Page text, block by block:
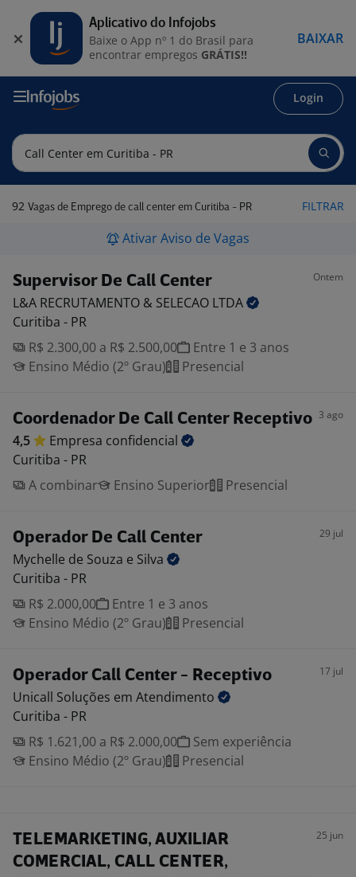
Login
92 Vagas de Emprego de call center em Curitiba - PR FILTRAR
Ativar Aviso de Vagas
Supervisor De Call Center Ontem
L&A RECRUTAMENTO & SELECAO LTDA
Curitiba - PR
R$ 2.300,00 a R$ 2.500,00
Entre 1 e 3 anos
Ensino Médio (2º Grau)
Presencial
Coordenador De Call Center Receptivo 3 ago
4,5 Empresa confidencial
Curitiba - PR
A combinar
Ensino Superior Presencial
Operador De Call Center 29 jul
Mychelle de Souza e Silva
Curitiba - PR
R$ 2.000,00
Entre 1 e 3 anos
Ensino Médio (2º Grau)
Presencial
Operador Call Center - Receptivo 17 jul
Unicall Soluções em Atendimento
Curitiba - PR
R$ 1.621,00 a R$ 2.000,00
Sem experiência
Ensino Médio (2º Grau)
Presencial
TELEMARKETING, AUXILIAR
COMERCIAL, CALL CENTER,
25 jun
Aplicativo do Infojobs
Baixe o App nº 1 do Brasil para
encontrar empregos GRÁTIS!!
BAIXAR